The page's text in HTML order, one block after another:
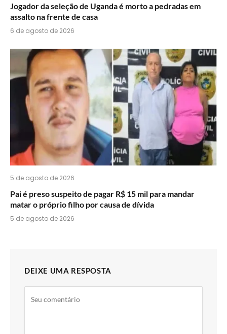
Jogador da seleção de Uganda é morto a pedradas em
assalto na frente de casa
6 de agosto de 2026
5 de agosto de 2026
Pai é preso suspeito de pagar R$ 15 mil para mandar
matar o próprio filho por causa de dívida
5 de agosto de 2026
DEIXE UMA RESPOSTA